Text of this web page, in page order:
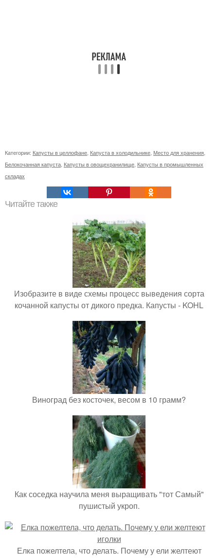
Категории: Капусты в целлофане Капуста в холодильнике Место для хранения
Белокочанная капуста Капусты в овощехранилище Капусты в промышленных
складах
Читайте также
Изобразите в виде схемы процесс выведения сорта
кочанной капусты от дикого предка. Капусты - KOHL
Виноград без косточек, весом в 10 грамм?
Как соседка научила меня выращивать "тот Самый"
пушистый укроп.
Елка пожелтела, что делать. Почему у ели желтеют